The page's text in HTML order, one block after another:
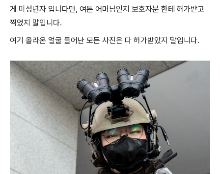
게 미성년자 입니다만, 여튼 어머님인지 보호자분 한테 허가받고
찍었지 말입니다.
여기 올라온 얼굴 들어난 모든 사진은 다 허가받았지 말입니다.